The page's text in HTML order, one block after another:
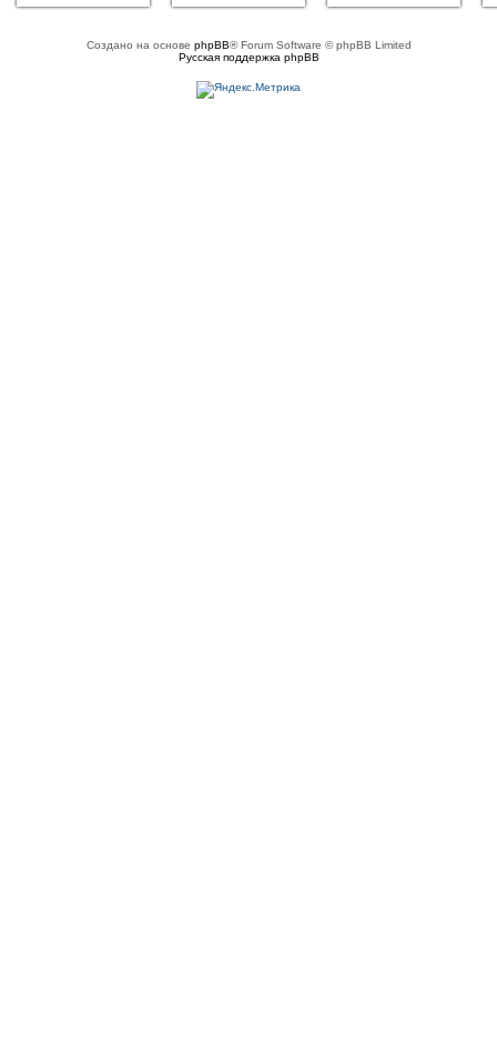
Создано на основе phpBB® Forum Software © phpBB Limited
Русская поддержка phpBB